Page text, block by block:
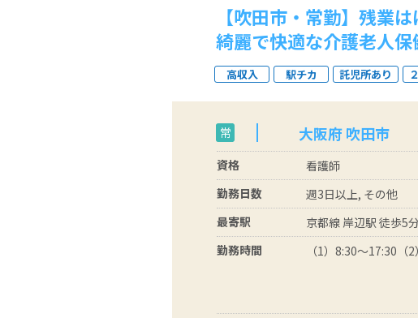
【吹田市・常勤】残業
綺麗で快適な介護老人保
高収入 駅チカ 託児所あり
常 大阪府 吹田市
資格
看護師
勤務日数
週3日以上, その他
最寄駅
京都線 岸辺駅 徒歩5
勤務時間
（1）8:30～17:30（